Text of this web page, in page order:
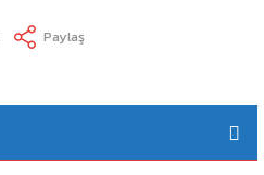
Paylaş